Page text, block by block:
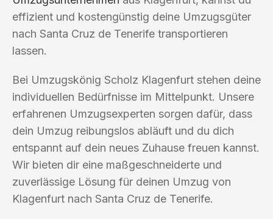
effizient und kostengünstig deine Umzugsgüter
nach Santa Cruz de Tenerife transportieren
lassen.
Bei Umzugskönig Scholz Klagenfurt stehen deine
individuellen Bedürfnisse im Mittelpunkt. Unsere
erfahrenen Umzugsexperten sorgen dafür, dass
dein Umzug reibungslos abläuft und du dich
entspannt auf dein neues Zuhause freuen kannst.
Wir bieten dir eine maßgeschneiderte und
zuverlässige Lösung für deinen Umzug von
Klagenfurt nach Santa Cruz de Tenerife.